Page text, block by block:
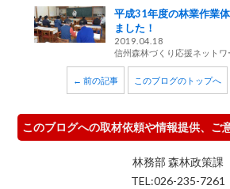
平成31年度の林業作業
ました！
2019.04.18
信州森林づくり応援ネットワ
← 前の記事 このブログのトップへ
このブログへの取材依頼や情報提供、ご
林務部 森林政策課
TEL:026-235-7261